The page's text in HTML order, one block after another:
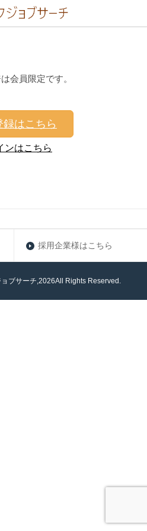
会員限定です。
録はこちら
ンはこちら
採用企業様はこちら
ブサーチ,2026All Rights Reserved.